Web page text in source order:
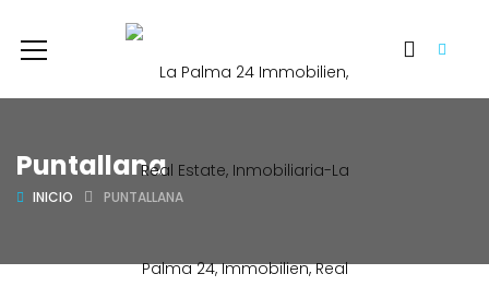
Puntallana
INICIO PUNTALLANA